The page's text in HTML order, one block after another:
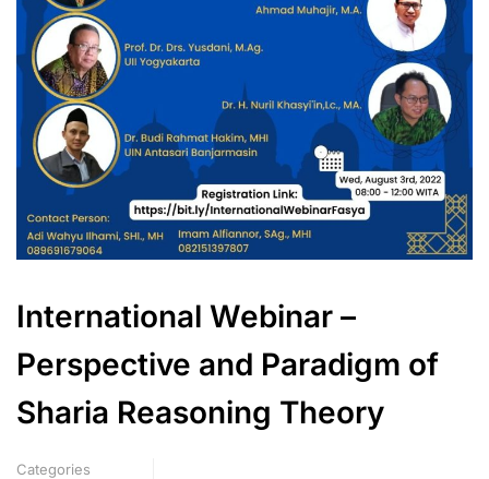
International Webinar –
Perspective and Paradigm of
Sharia Reasoning Theory
Categories